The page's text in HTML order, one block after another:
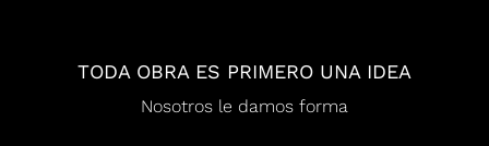
TODA OBRA ES PRIMERO UNA IDEA
Nosotros le damos forma